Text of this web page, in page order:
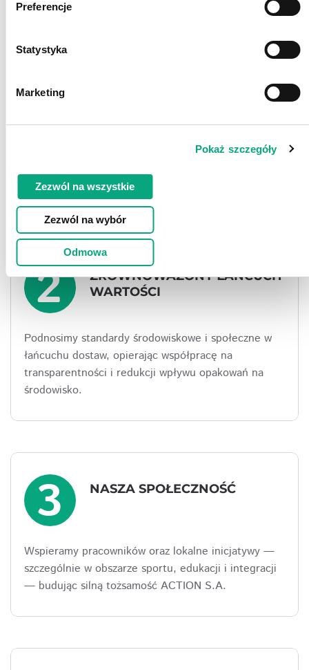
Preferencje
Statystyka
Marketing
Pokaż szczegóły
Zezwól na wszystkie
Zezwól na wybór
Odmowa
1
Ograniczamy ślad węglowy i zużycie zasobów w
siedzibie, wdrażając ekologiczne rozwiązania i
pracowników.
2
ZRÓWNOWAŻONY ŁAŃCUCH
WARTOŚCI
Podnosimy standardy środowiskowe i społeczne w
łańcuchu dostaw, opierając współpracę na
transparentności i redukcji wpływu opakowań na
środowisko.
3 NASZA SPOŁECZNOŚĆ
Wspieramy pracowników oraz lokalne inicjatywy —
szczególnie w obszarze sportu, edukacji i integracji
— budując silną tożsamość ACTION S.A.